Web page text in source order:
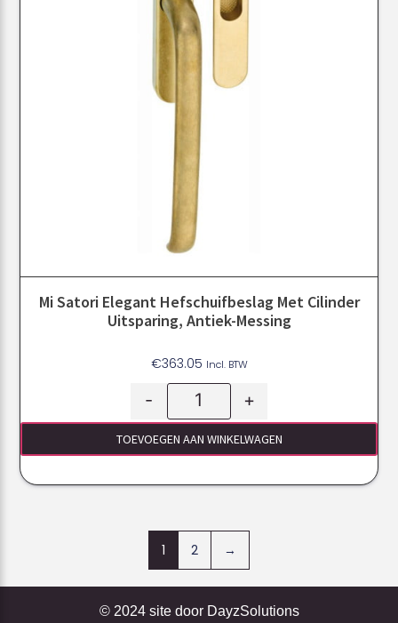
Mi Satori Elegant Hefschuifbeslag Met Cilinder
Uitsparing, Antiek-Messing
€363.05 Incl. BTW
- +
TOEVOEGEN AAN WINKELWAGEN
1 2 →
© 2024 site door DayzSolutions